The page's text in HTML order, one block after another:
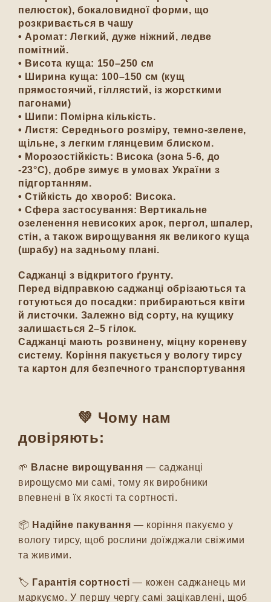
пелюсток), бокаловидної форми, що
розкривається в чашу
• Аромат: Легкий, дуже ніжний, ледве
помітний.
• Висота куща: 150–250 см
• Ширина куща: 100–150 см (кущ
прямостоячий, гіллястий, із жорсткими
пагонами)
• Шипи: Помірна кількість.
• Листя: Середнього розміру, темно-зелене,
щільне, з легким глянцевим блиском.
• Морозостійкість: Висока (зона 5-6, до
-23°C), добре зимує в умовах України з
підгортанням.
• Стійкість до хвороб: Висока.
• Сфера застосування: Вертикальне
озеленення невисоких арок, пергол, шпалер,
стін, а також вирощування як великого куща
(шрабу) на задньому плані.
Саджанці з відкритого ґрунту.
Перед відправкою саджанці обрізаються та
готуються до посадки: прибираються квіти
й листочки. Залежно від сорту, на кущику
залишається 2–5 гілок.
Саджанці мають розвинену, міцну кореневу
систему. Коріння пакується у вологу тирсу
та картон для безпечного транспортування
💚 Чому нам
довіряють:
🌱 Власне вирощування — саджанці
вирощуємо ми самі, тому як виробники
впевнені в їх якості та сортності.
📦 Надійне пакування — коріння пакуємо у
вологу тирсу, щоб рослини доїжджали свіжими
та живими.
🏷️ Гарантія сортності — кожен саджанець ми
маркуємо. У першу чергу самі зацікавлені, щоб